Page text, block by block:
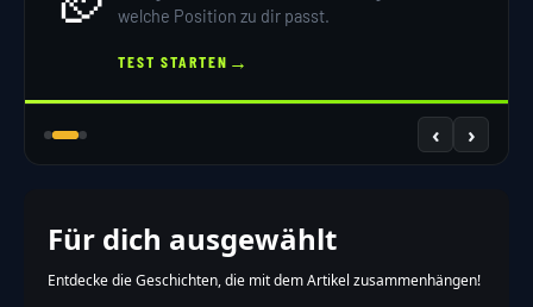
welche Position zu dir passt.
TEST STARTEN →
‹ ›
Für dich ausgewählt
Entdecke die Geschichten, die mit dem Artikel zusammenhängen!